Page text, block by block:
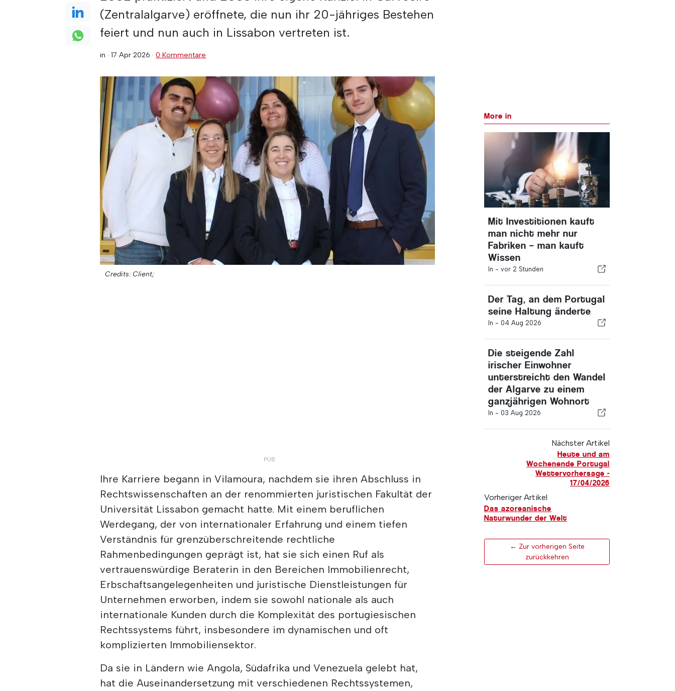
(Zentralalgarve) eröffnete, die nun ihr 20-jähriges Bestehen
feiert und nun auch in Lissabon vertreten ist.
in ·17 Apr 2026 ·0 Kommentare
Credits: Client;
Ihre Karriere begann in Vilamoura, nachdem sie ihren Abschluss in
Rechtswissenschaften an der renommierten juristischen Fakultät der
Universität Lissabon gemacht hatte. Mit einem beruflichen
Werdegang, der von internationaler Erfahrung und einem tiefen
Verständnis für grenzüberschreitende rechtliche
Rahmenbedingungen geprägt ist, hat sie sich einen Ruf als
vertrauenswürdige Beraterin in den Bereichen Immobilienrecht,
Erbschaftsangelegenheiten und juristische Dienstleistungen für
Unternehmen erworben, indem sie sowohl nationale als auch
internationale Kunden durch die Komplexität des portugiesischen
Rechtssystems führt, insbesondere im dynamischen und oft
komplizierten Immobiliensektor.
Da sie in Ländern wie Angola, Südafrika und Venezuela gelebt hat,
hat die Auseinandersetzung mit verschiedenen Rechtssystemen,
More in
Mit Investitionen kauft
man nicht mehr nur
Fabriken – man kauft
Wissen
In - vor 2 Stunden
Der Tag, an dem Portugal
seine Haltung änderte
In - 04 Aug 2026
Die steigende Zahl
irischer Einwohner
unterstreicht den Wandel
der Algarve zu einem
ganzjährigen Wohnort
In - 03 Aug 2026
Nächster Artikel
Heute und am
Wochenende Portugal
Wettervorhersage -
17/04/2026
Vorheriger Artikel
Das azoreanische
Naturwunder der Welt
← Zur vorherigen Seite
zurückkehren